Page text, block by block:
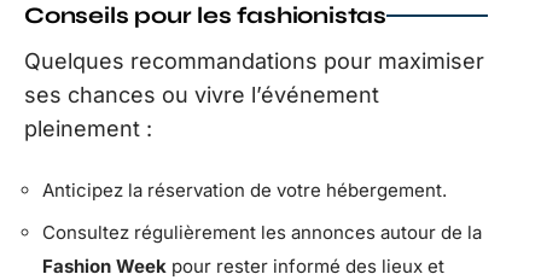
Conseils pour les fashionistas
Quelques recommandations pour maximiser
ses chances ou vivre l’événement
pleinement :
Anticipez la réservation de votre hébergement.
Consultez régulièrement les annonces autour de la
Fashion Week pour rester informé des lieux et